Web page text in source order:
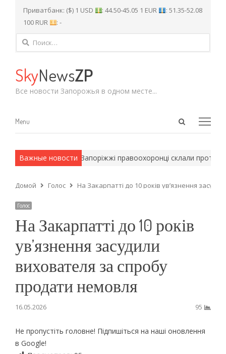
Приватбанк: ($) 1 USD : 44.50-45.05 1 EUR
: 51.35-52.08
100 RUR
: -
Найти:
SkyNewsZP
Все новости Запорожья в одном месте...
Open
Menu
Menu
Важные новости
методы. У Запоріжжі правоохоронці склали
Домой Голос На Закарпатті до 10 років ув’язнення
Голос
На Закарпатті до 10 років
ув’язнення засудили
вихователя за спробу
продати немовля
16.05.2026 95
Не пропустіть головне! Підпишіться на наші оновлення
в Google!